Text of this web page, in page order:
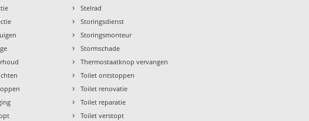
› Stelrad
› Storingsdienst
› Storingsmonteur
› Stormschade
› Thermostaatknop vervangen
› Toilet ontstoppen
› Toilet renovatie
› Toilet reparatie
› Toilet verstopt